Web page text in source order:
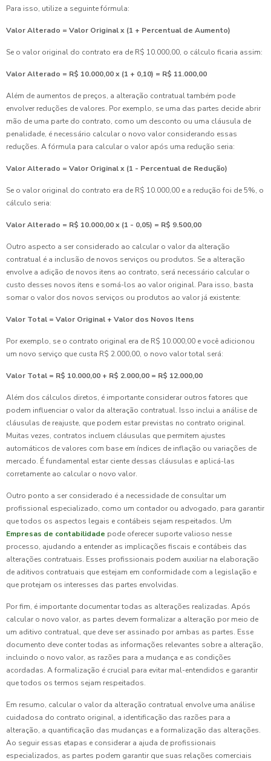
Para isso, utilize a seguinte fórmula:
Valor Alterado = Valor Original x (1 + Percentual de Aumento)
Se o valor original do contrato era de R$ 10.000,00, o cálculo ficaria assim:
Valor Alterado = R$ 10.000,00 x (1 + 0,10) = R$ 11.000,00
Além de aumentos de preços, a alteração contratual também pode
envolver reduções de valores. Por exemplo, se uma das partes decide abrir
mão de uma parte do contrato, como um desconto ou uma cláusula de
penalidade, é necessário calcular o novo valor considerando essas
reduções. A fórmula para calcular o valor após uma redução seria:
Valor Alterado = Valor Original x (1 - Percentual de Redução)
Se o valor original do contrato era de R$ 10.000,00 e a redução foi de 5%, o
cálculo seria:
Valor Alterado = R$ 10.000,00 x (1 - 0,05) = R$ 9.500,00
Outro aspecto a ser considerado ao calcular o valor da alteração
contratual é a inclusão de novos serviços ou produtos. Se a alteração
envolve a adição de novos itens ao contrato, será necessário calcular o
custo desses novos itens e somá-los ao valor original. Para isso, basta
somar o valor dos novos serviços ou produtos ao valor já existente:
Valor Total = Valor Original + Valor dos Novos Itens
Por exemplo, se o contrato original era de R$ 10.000,00 e você adicionou
um novo serviço que custa R$ 2.000,00, o novo valor total será:
Valor Total = R$ 10.000,00 + R$ 2.000,00 = R$ 12.000,00
Além dos cálculos diretos, é importante considerar outros fatores que
podem influenciar o valor da alteração contratual. Isso inclui a análise de
cláusulas de reajuste, que podem estar previstas no contrato original.
Muitas vezes, contratos incluem cláusulas que permitem ajustes
automáticos de valores com base em índices de inflação ou variações de
mercado. É fundamental estar ciente dessas cláusulas e aplicá-las
corretamente ao calcular o novo valor.
Outro ponto a ser considerado é a necessidade de consultar um
profissional especializado, como um contador ou advogado, para garantir
que todos os aspectos legais e contábeis sejam respeitados. Um
Empresas de contabilidade pode oferecer suporte valioso nesse
processo, ajudando a entender as implicações fiscais e contábeis das
alterações contratuais. Esses profissionais podem auxiliar na elaboração
de aditivos contratuais que estejam em conformidade com a legislação e
que protejam os interesses das partes envolvidas.
Por fim, é importante documentar todas as alterações realizadas. Após
calcular o novo valor, as partes devem formalizar a alteração por meio de
um aditivo contratual, que deve ser assinado por ambas as partes. Esse
documento deve conter todas as informações relevantes sobre a alteração,
incluindo o novo valor, as razões para a mudança e as condições
acordadas. A formalização é crucial para evitar mal-entendidos e garantir
que todos os termos sejam respeitados.
Em resumo, calcular o valor da alteração contratual envolve uma análise
cuidadosa do contrato original, a identificação das razões para a
alteração, a quantificação das mudanças e a formalização das alterações.
Ao seguir essas etapas e considerar a ajuda de profissionais
especializados, as partes podem garantir que suas relações comerciais